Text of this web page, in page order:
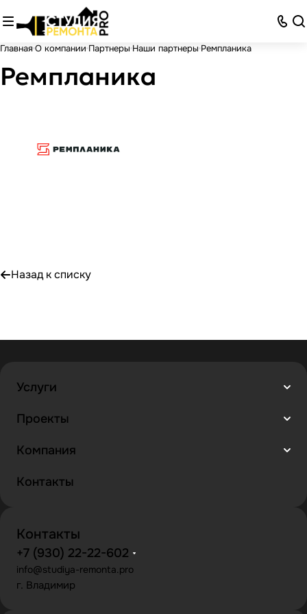
Главная О компании Партнеры Наши партнеры Ремпланика
Ремпланика
Назад к списку
Услуги
Проекты
Компания
Контакты
Контакты
+7 (930) 22-22-602
info@studiya-remonta.pro
г. Владимир